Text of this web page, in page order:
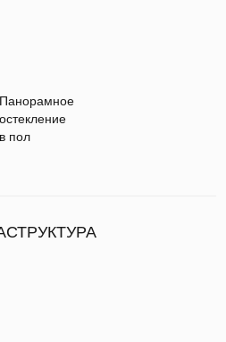
Панорамное
остекление
в пол